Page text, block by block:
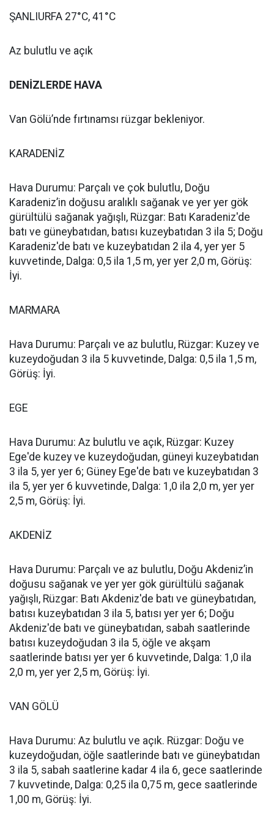
ŞANLIURFA 27°C, 41°C
Az bulutlu ve açık
DENİZLERDE HAVA
Van Gölü’nde fırtınamsı rüzgar bekleniyor.
KARADENİZ
Hava Durumu: Parçalı ve çok bulutlu, Doğu
Karadeniz’in doğusu aralıklı sağanak ve yer yer gök
gürültülü sağanak yağışlı, Rüzgar: Batı Karadeniz'de
batı ve güneybatıdan, batısı kuzeybatıdan 3 ila 5; Doğu
Karadeniz'de batı ve kuzeybatıdan 2 ila 4, yer yer 5
kuvvetinde, Dalga: 0,5 ila 1,5 m, yer yer 2,0 m, Görüş:
İyi.
MARMARA
Hava Durumu: Parçalı ve az bulutlu, Rüzgar: Kuzey ve
kuzeydoğudan 3 ila 5 kuvvetinde, Dalga: 0,5 ila 1,5 m,
Görüş: İyi.
EGE
Hava Durumu: Az bulutlu ve açık, Rüzgar: Kuzey
Ege'de kuzey ve kuzeydoğudan, güneyi kuzeybatıdan
3 ila 5, yer yer 6; Güney Ege'de batı ve kuzeybatıdan 3
ila 5, yer yer 6 kuvvetinde, Dalga: 1,0 ila 2,0 m, yer yer
2,5 m, Görüş: İyi.
AKDENİZ
Hava Durumu: Parçalı ve az bulutlu, Doğu Akdeniz’in
doğusu sağanak ve yer yer gök gürültülü sağanak
yağışlı, Rüzgar: Batı Akdeniz'de batı ve güneybatıdan,
batısı kuzeybatıdan 3 ila 5, batısı yer yer 6; Doğu
Akdeniz'de batı ve güneybatıdan, sabah saatlerinde
batısı kuzeydoğudan 3 ila 5, öğle ve akşam
saatlerinde batısı yer yer 6 kuvvetinde, Dalga: 1,0 ila
2,0 m, yer yer 2,5 m, Görüş: İyi.
VAN GÖLÜ
Hava Durumu: Az bulutlu ve açık. Rüzgar: Doğu ve
kuzeydoğudan, öğle saatlerinde batı ve güneybatıdan
3 ila 5, sabah saatlerine kadar 4 ila 6, gece saatlerinde
7 kuvvetinde, Dalga: 0,25 ila 0,75 m, gece saatlerinde
1,00 m, Görüş: İyi.